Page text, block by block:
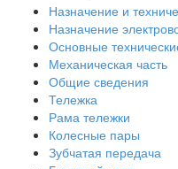
Назначение и
Назначение
Основные
Механическая часть
Общие сведения
Тележка
Рама тележки
Колесные пары
Зубчатая передача